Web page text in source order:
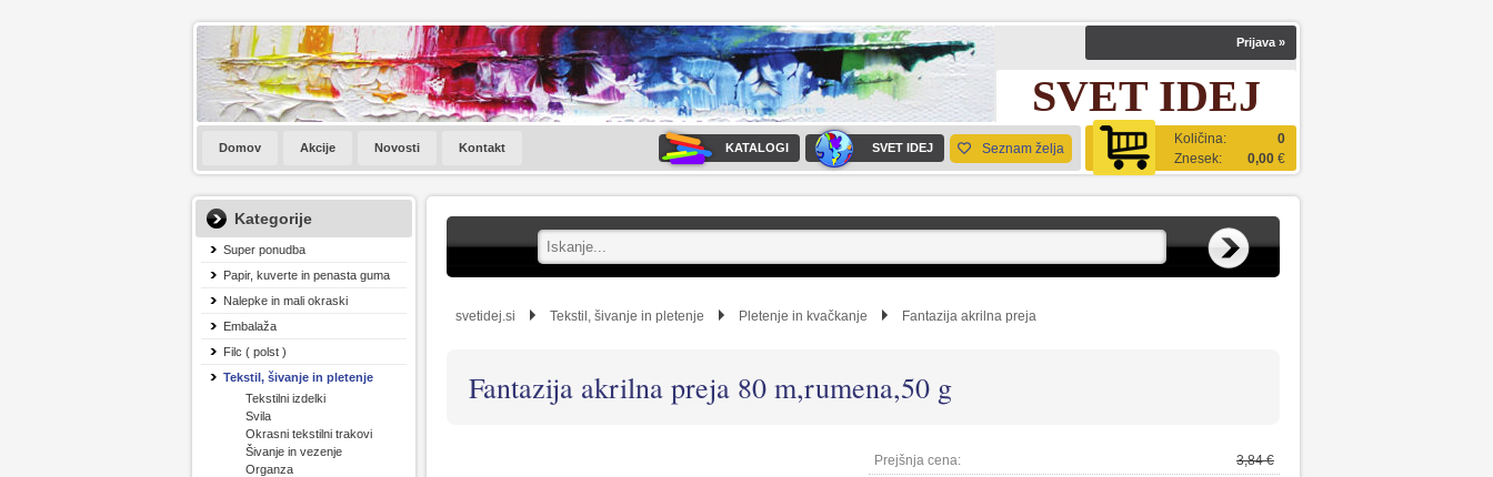
Prijava »
SVET IDEJ
Količina:
0
Znesek:
0,00 €
Domov Akcije Novosti Kontakt KATALOGI SVET IDEJ Seznam želja
Kategorije
Super ponudba
Papir, kuverte in penasta guma
Nalepke in mali okraski
Embalaža
Filc ( polst )
Tekstil, šivanje in pletenje
Tekstilni izdelki
Svila
Okrasni tekstilni trakovi
Šivanje in vezenje
Organza
svetidej.si Tekstil, šivanje in pletenje Pletenje in kvačkanje Fantazija akrilna preja
Fantazija akrilna preja 80 m,rumena,50 g
Prejšnja cena:
3,84 €